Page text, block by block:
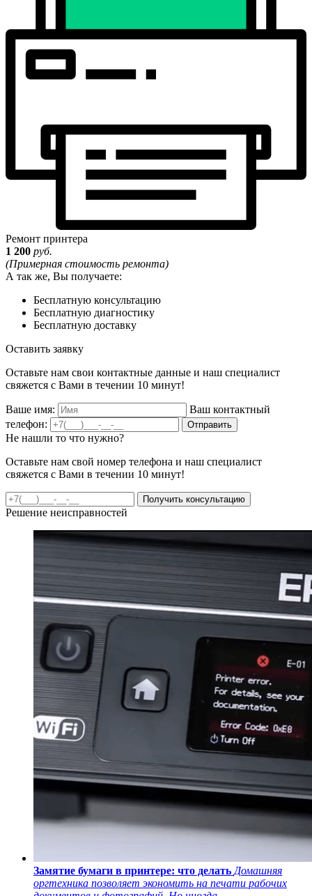
Ремонт принтера
1 200 руб.
(Примерная стоимость ремонта)
А так же, Вы получаете:
Бесплатную консультацию
Бесплатную диагностику
Бесплатную доставку
Оставить заявку
Оставьте нам свои контактные данные и наш специалист
свяжется с Вами в течении 10 минут!
Ваше имя:
Ваш контактный
телефон:
Отправить
Не нашли то что нужно?
Оставьте нам свой номер телефона и наш специалист
свяжется с Вами в течении 10 минут!
Получить консультацию
Решение неисправностей
Замятие бумаги в принтере: что делать Домашняя
оргтехника позволяет экономить на печати рабочих